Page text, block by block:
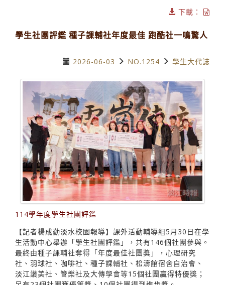
下載：
學生社團評鑑 種子課輔社年度最佳 跑酷社一鳴驚人
2026-06-03 NO.1254 學生大代誌
114學年度學生社團評鑑
【記者楊成勤淡水校園報導】課外活動輔導組5月30日在學
生活動中心舉辦「學生社團評鑑」，共有146個社團參與。
最終由種子課輔社奪得「年度最佳社團獎」，心理研究
社、羽球社、咖啡社、種子課輔社、松濤館宿舍自治會、
淡江讚美社、管樂社及大傳學會等15個社團贏得特優獎；